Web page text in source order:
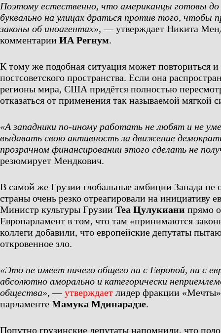
Поэтому естественно, что американцы готовы до
буквально на улицах драться против того, чтобы
законы об иноагентах», — утверждает Никита
комментарии ИА Регнум.
К тому же подобная ситуация может повториться и
постсоветского пространства. Если она
регионы мира, США придётся полностью
отказаться от применения так называемой мягкой
«А западники по-иному работать не любят и не
выдавать свою активность за движение
прозрачном финансировании этого сделать не
резюмирует Мендкович.
В самой же Грузии глобальные амбиции Запада не
страны очень резко отреагировали на инициативу
Министр культуры Грузии Теа Цулукиани прямо
Европарламент в том, что там «принимаются
коллеги добавили, что европейские депутаты
откровенное зло.
«Это не имеет ничего общего ни с Европой, ни с
абсолютно аморально и категорически
общества», —утверждает лидер фракции
парламенте Мамука Мдинарадзе.
Попутно грузинские депутаты напомнили, что